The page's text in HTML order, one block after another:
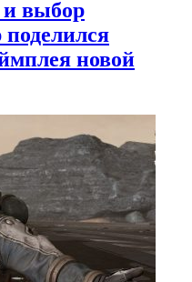
выбор
новой